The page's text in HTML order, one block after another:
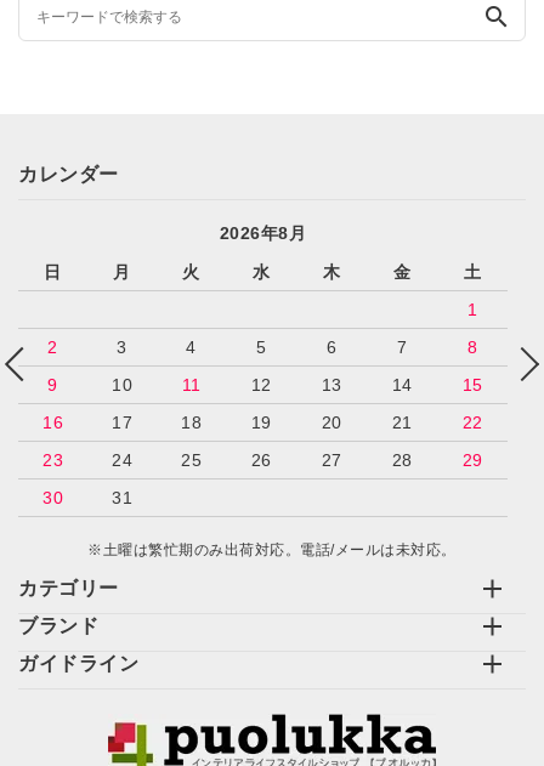
search
カテゴリー
ブランド
ガイドライン
カレンダー
2026年8月
日
月 火 水 木 金
土
1
2
3 4 5 6 7
8
9
10 11 12 13 14
15
16
17 18 19 20 21
22
23
24 25 26 27 28
29
30
31
※土曜は繁忙期のみ出荷対応。電話/メールは未対応。